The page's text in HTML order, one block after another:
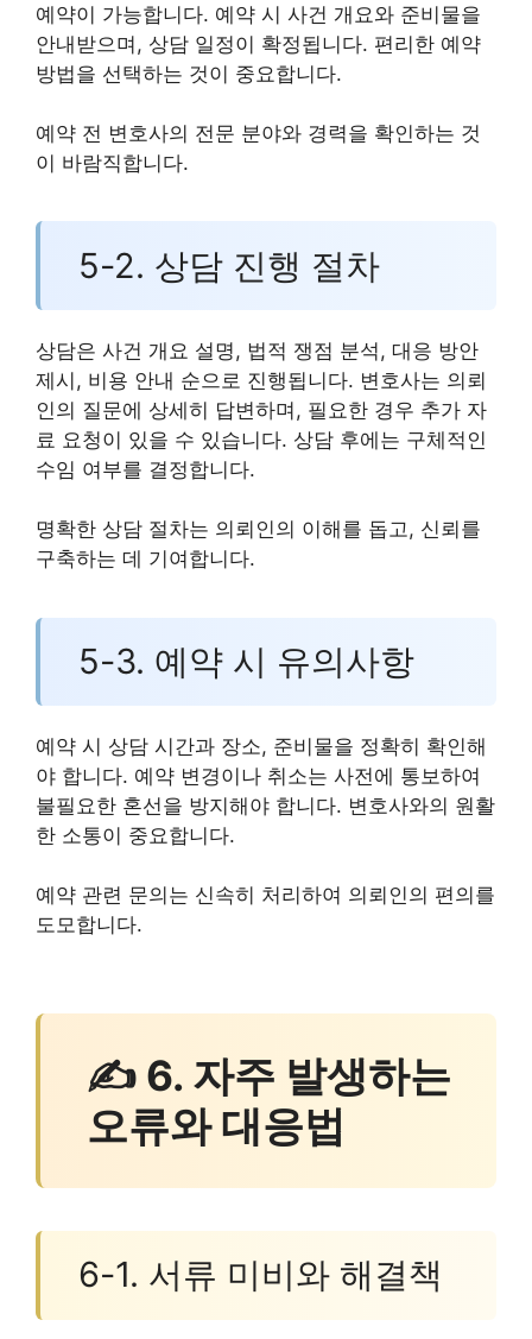
예약이 가능합니다. 예약 시 사건 개요와 준비물을
안내받으며, 상담 일정이 확정됩니다. 편리한 예약
방법을 선택하는 것이 중요합니다.
예약 전 변호사의 전문 분야와 경력을 확인하는 것
이 바람직합니다.
5-2. 상담 진행 절차
상담은 사건 개요 설명, 법적 쟁점 분석, 대응 방안
제시, 비용 안내 순으로 진행됩니다. 변호사는 의뢰
인의 질문에 상세히 답변하며, 필요한 경우 추가 자
료 요청이 있을 수 있습니다. 상담 후에는 구체적인
수임 여부를 결정합니다.
명확한 상담 절차는 의뢰인의 이해를 돕고, 신뢰를
구축하는 데 기여합니다.
5-3. 예약 시 유의사항
예약 시 상담 시간과 장소, 준비물을 정확히 확인해
야 합니다. 예약 변경이나 취소는 사전에 통보하여
불필요한 혼선을 방지해야 합니다. 변호사와의 원활
한 소통이 중요합니다.
예약 관련 문의는 신속히 처리하여 의뢰인의 편의를
도모합니다.
✍ 6. 자주 발생하는
오류와 대응법
6-1. 서류 미비와 해결책